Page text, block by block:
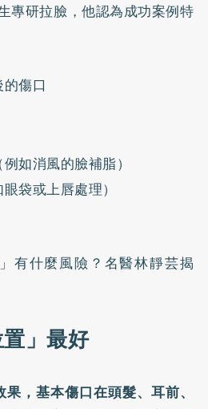
專研拉臉，他認為成功案例特
傷口
如消風的臉補脂）
袋或上唇處理）
有什麼風險？名醫林靜芸揭
」最好
，基本傷口在頭髮、耳前、